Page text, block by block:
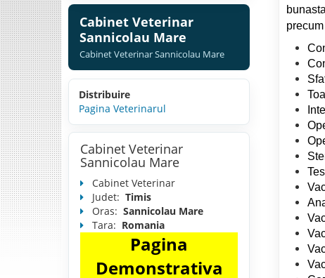
Cabinet Veterinar
Sannicolau Mare
Cabinet Veterinar Sannicolau Mare
Distribuire
Pagina Veterinarul
Cabinet Veterinar
Sannicolau Mare
Cabinet Veterinar
Judet: Timis
Oras: Sannicolau Mare
Tara: Romania
Pagina
Demonstrativa